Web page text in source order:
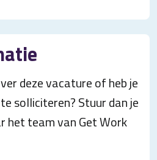
deze vacature of heb je
solliciteren? Stuur dan je
het team van Get Work